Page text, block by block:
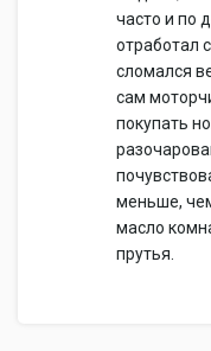
часто и по
отработал
сломался
сам
покупать
меньше,
масло
прутья.